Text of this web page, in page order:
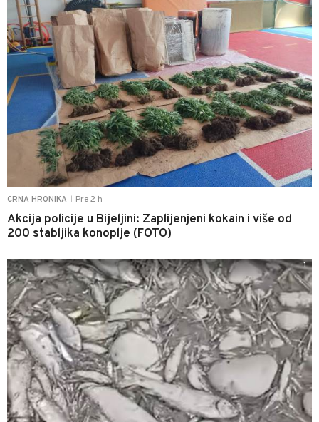
CRNA HRONIKA Pre 2 h
Akcija policije u Bijeljini: Zaplijenjeni kokain i više od
200 stabljika konoplje (FOTO)
1